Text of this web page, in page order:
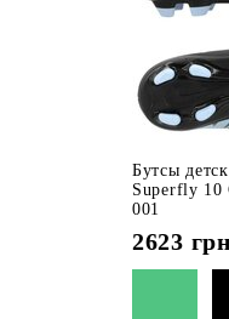
Бутсы
Superfly 10
001
2623 грн